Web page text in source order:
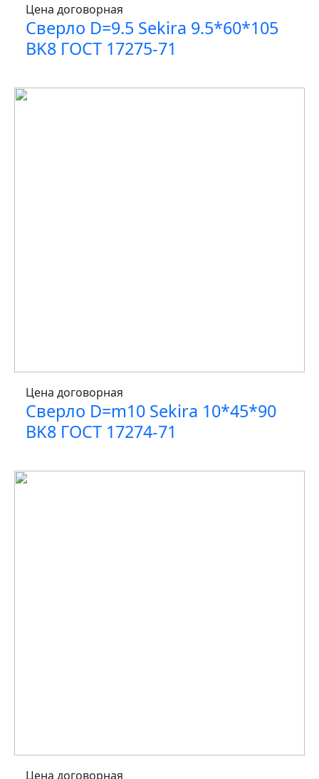
Цена договорная
Сверло D=9.5 Sekira 9.5*60*105
BK8 ГОСТ 17275-71
Цена договорная
Сверло D=m10 Sekira 10*45*90
BK8 ГОСТ 17274-71
Цена договорная